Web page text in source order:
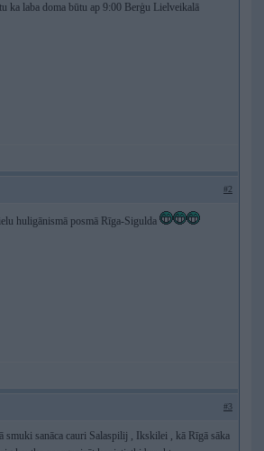
ka laba doma būtu ap 9:00 Berģu Lielveikalā
#2
huligānismā posmā Rīga-Sigulda
#3
smuki sanāca cauri Salaspilij , Ikskilei , kā Rīgā sāka